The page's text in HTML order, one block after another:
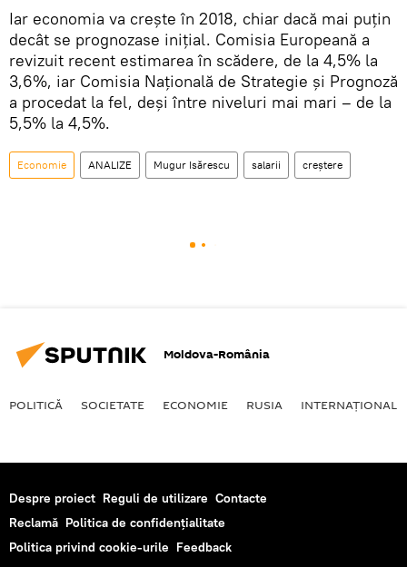
Iar economia va crește în 2018, chiar dacă mai puțin
decât se prognozase inițial. Comisia Europeană a
revizuit recent estimarea în scădere, de la 4,5% la
3,6%, iar Comisia Națională de Strategie și Prognoză
a procedat la fel, deși între niveluri mai mari – de la
5,5% la 4,5%.
Economie ANALIZE Mugur Isărescu salarii creștere
Moldova-România
POLITICĂ SOCIETATE ECONOMIE RUSIA INTERNAŢIONAL
Despre proiect Reguli de utilizare Contacte
Reclamă Politica de confidențialitate
Politica privind cookie-urile Feedback